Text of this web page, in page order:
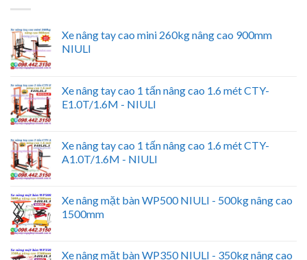
Xe nâng tay cao mini 260kg nâng cao 900mm
NIULI
Xe nâng tay cao 1 tấn nâng cao 1.6 mét CTY-
E1.0T/1.6M - NIULI
Xe nâng tay cao 1 tấn nâng cao 1.6 mét CTY-
A1.0T/1.6M - NIULI
Xe nâng mặt bàn WP500 NIULI - 500kg nâng cao
1500mm
Xe nâng mặt bàn WP350 NIULI - 350kg nâng cao